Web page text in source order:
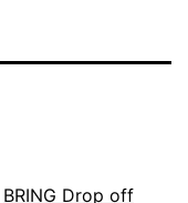
BRING Drop off